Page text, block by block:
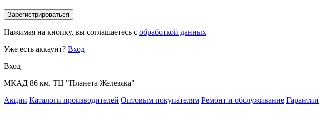
Зарегистрироваться
Нажимая на кнопку, вы соглашаетесь с обработкой данных
Уже есть аккаунт? Вход
Вход
МКАД 86 км. ТЦ "Планета Железяка"
Акции Каталоги производителей Оптовым покупателям Ремонт и обслуживание Гарантии